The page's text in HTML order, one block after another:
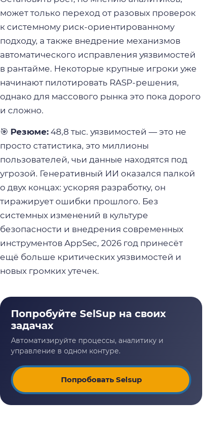
может только переход от разовых проверок
к системному риск-ориентированному
подходу, а также внедрение механизмов
автоматического исправления уязвимостей
в рантайме. Некоторые крупные игроки уже
начинают пилотировать RASP-решения,
однако для массового рынка это пока дорого
и сложно.
🎯 Резюме: 48,8 тыс. уязвимостей — это не
просто статистика, это миллионы
пользователей, чьи данные находятся под
угрозой. Генеративный ИИ оказался палкой
о двух концах: ускоряя разработку, он
тиражирует ошибки прошлого. Без
системных изменений в культуре
безопасности и внедрения современных
инструментов AppSec, 2026 год принесёт
ещё больше критических уязвимостей и
новых громких утечек.
Попробовать Selsup